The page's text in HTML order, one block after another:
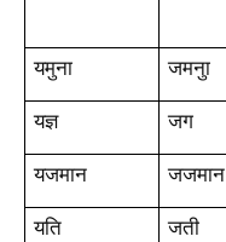
यमुना जमनुा
यज्ञ जग
यजमान जजमान
यति जती